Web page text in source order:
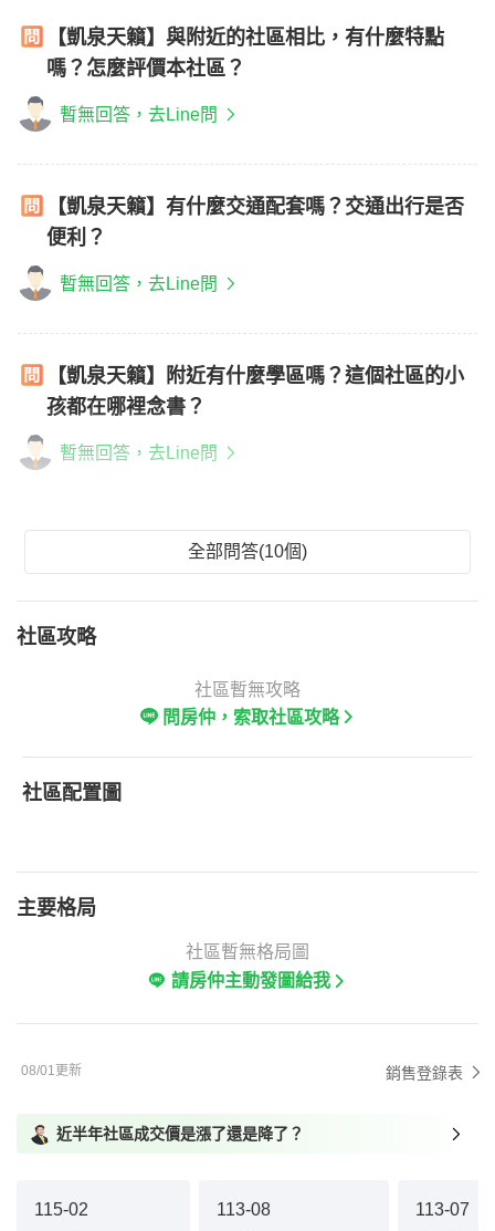
【凱泉天籟】與附近的社區相比，有什麼特點
嗎？怎麼評價本社區？
暫無回答，去Line問
【凱泉天籟】有什麼交通配套嗎？交通出行是否
便利？
暫無回答，去Line問
【凱泉天籟】附近有什麼學區嗎？這個社區的小
孩都在哪裡念書？
暫無回答，去Line問
全部問答(10個)
社區攻略
社區暫無攻略
問房仲，索取社區攻略
社區配置圖
主要格局
社區暫無格局圖
請房仲主動發圖給我
08/01更新 銷售登錄表
近半年社區成交價是漲了還是降了？
115-02 113-08 113-07